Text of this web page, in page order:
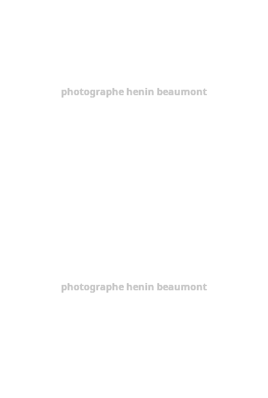
photographe henin beaumont
photographe henin beaumont